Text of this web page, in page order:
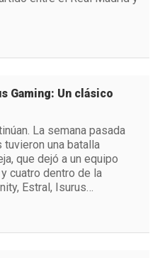
Gaming: Un clásico
La semana pasada
una batalla
que dejó a un equipo
cuatro dentro de la
Estral, Isurus…